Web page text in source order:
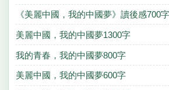
《美麗中國，我的中國夢》讀後感700字
美麗中國，我的中國夢1300字
我的青春，我的中國夢800字
美麗中國，我的中國夢600字